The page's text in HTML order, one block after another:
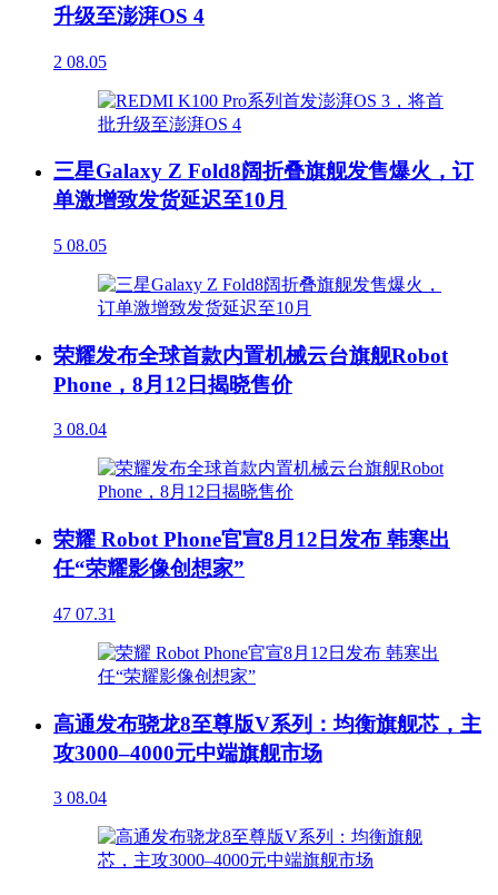
升级至澎湃OS 4
2 08.05
三星Galaxy Z Fold8阔折叠旗舰发售爆火，订
单激增致发货延迟至10月
5 08.05
荣耀发布全球首款内置机械云台旗舰Robot
Phone，8月12日揭晓售价
3 08.04
荣耀 Robot Phone官宣8月12日发布 韩寒出
任“荣耀影像创想家”
47 07.31
高通发布骁龙8至尊版V系列：均衡旗舰芯，主
攻3000–4000元中端旗舰市场
3 08.04